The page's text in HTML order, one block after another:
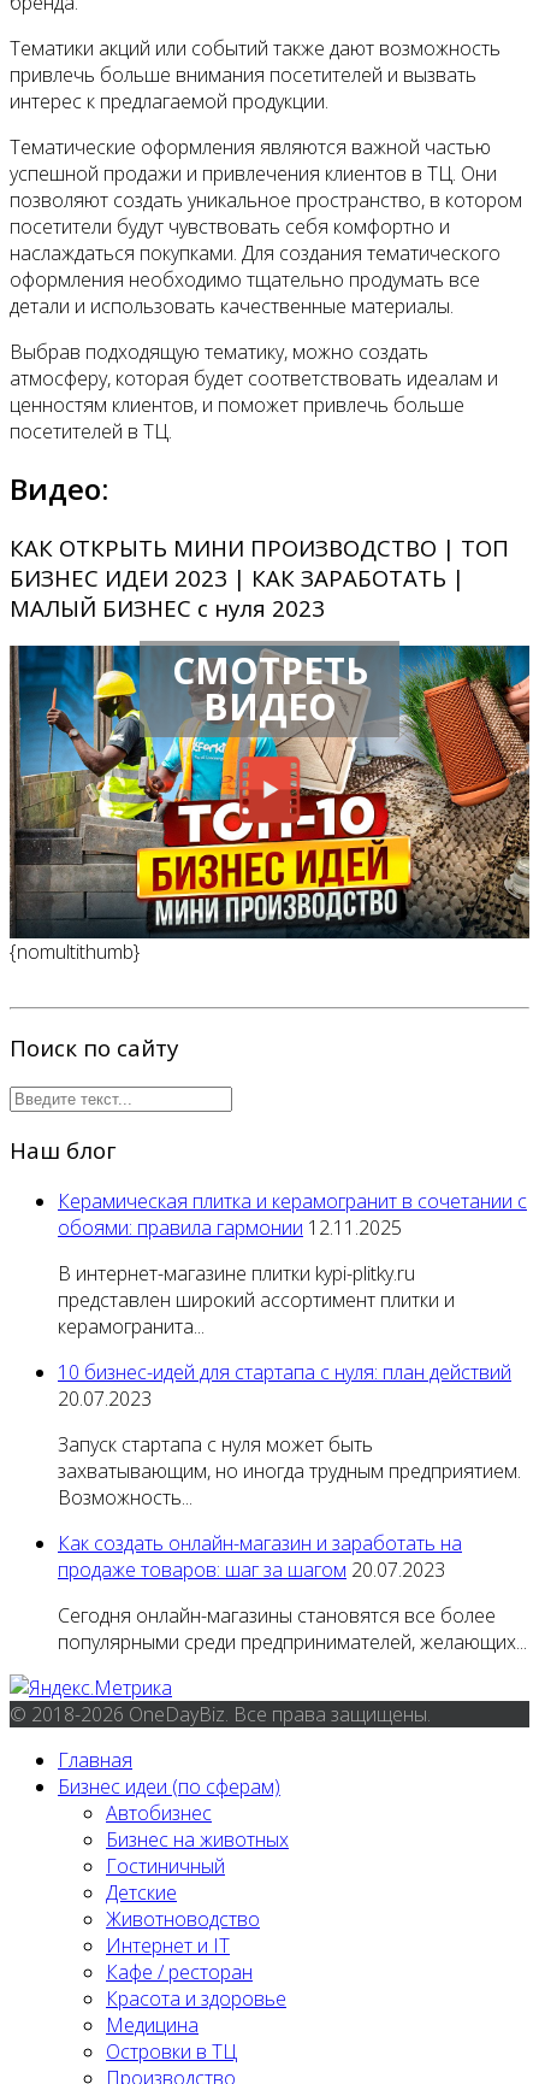
Тематики акций или событий также дают возможность
привлечь больше внимания посетителей и вызвать
интерес к предлагаемой продукции.
Тематические оформления являются важной частью
успешной продажи и привлечения клиентов в ТЦ. Они
позволяют создать уникальное пространство, в котором
посетители будут чувствовать себя комфортно и
наслаждаться покупками. Для создания тематического
оформления необходимо тщательно продумать все
детали и использовать качественные материалы.
Выбрав подходящую тематику, можно создать
атмосферу, которая будет соответствовать идеалам и
ценностям клиентов, и поможет привлечь больше
посетителей в ТЦ.
Видео:
КАК ОТКРЫТЬ МИНИ ПРОИЗВОДСТВО | ТОП
БИЗНЕС ИДЕИ 2023 | КАК ЗАРАБОТАТЬ |
МАЛЫЙ БИЗНЕС с нуля 2023
СМОТРЕТЬ
ВИДЕО
{nomultithumb}
Поиск по сайту
Наш блог
Керамическая плитка и керамогранит в сочетании с
обоями: правила гармонии 12.11.2025
В интернет-магазине плитки kypi-plitky.ru
представлен широкий ассортимент плитки и
керамогранита...
10 бизнес-идей для стартапа с нуля: план действий
20.07.2023
Запуск стартапа с нуля может быть
захватывающим, но иногда трудным предприятием.
Возможность...
Как создать онлайн-магазин и заработать на
продаже товаров: шаг за шагом 20.07.2023
Сегодня онлайн-магазины становятся все более
популярными среди предпринимателей, желающих...
© 2018-2026 OneDayBiz. Все права защищены.
Главная
Бизнес идеи (по сферам)
Автобизнес
Бизнес на животных
Гостиничный
Детские
Животноводство
Интернет и IT
Кафе / ресторан
Красота и здоровье
Медицина
Островки в ТЦ
Производство